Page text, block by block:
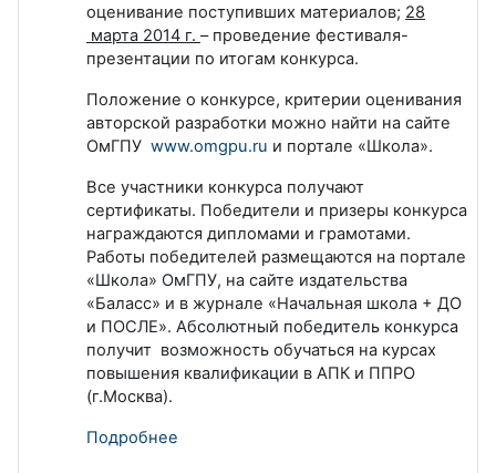
оценивание поступивших материалов; 28
марта 2014 г. – проведение фестиваля-
презентации по итогам конкурса.
Положение о конкурсе, критерии оценивания
авторской разработки можно найти на сайте
ОмГПУ www.omgpu.ru и портале «Школа».
Все участники конкурса получают
сертификаты. Победители и призеры конкурса
награждаются дипломами и грамотами.
Работы победителей размещаются на портале
«Школа» ОмГПУ, на сайте издательства
«Баласс» и в журнале «Начальная школа + ДО
и ПОСЛЕ». Абсолютный победитель конкурса
получит возможность обучаться на курсах
повышения квалификации в АПК и ППРО
(г.Москва).
Подробнее